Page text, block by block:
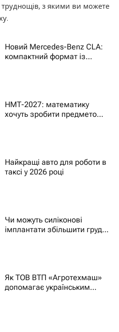
труднощів, з якими ви можете
Новий Mercedes-Benz CLA:
компактний формат із
НМТ-2027: математику
хочуть зробити предметом
Найкращі авто для роботи в
таксі у 2026 році
Чи можуть силіконові
імплантати збільшити груди
Як ТОВ ВТП «Агротехмаш»
допомагає українським